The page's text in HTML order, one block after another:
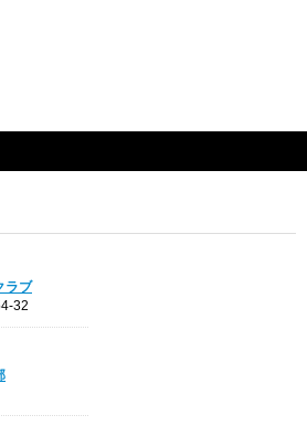
ラブ
32